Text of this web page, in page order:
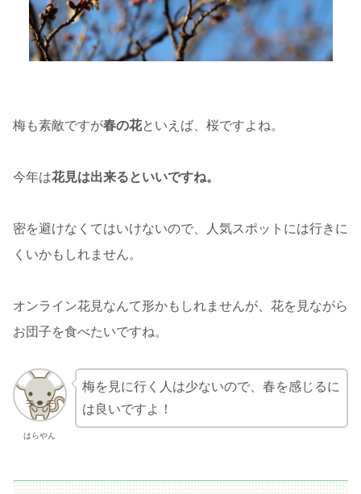
梅も素敵ですが春の花といえば、桜ですよね。
今年は花見は出来るといいですね。
密を避けなくてはいけないので、人気スポットには行きに
くいかもしれません。
オンライン花見なんて形かもしれませんが、花を見ながら
お団子を食べたいですね。
はらやん
梅を見に行く人は少ないので、春を感じるに
は良いですよ！